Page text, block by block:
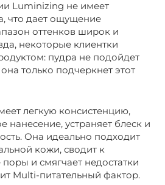
Luminizing не имеет
что дает ощущение
оттенков широк и
некоторые клиентки
пудра не подойдет
только подчеркнет этот
легкую консистенцию,
нанесение, устраняет блеск и
Она идеально подходит
кожи, сводит к
и смягчает недостатки
Multi-питательный фактор.